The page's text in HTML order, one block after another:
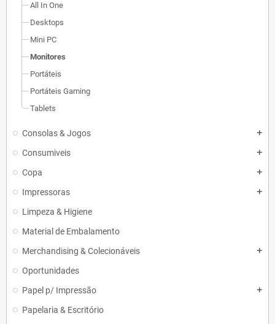
All In One
Desktops
Mini PC
Monitores
Portáteis
Portáteis Gaming
Tablets
Consolas & Jogos add
Consumiveis add
Copa add
Impressoras add
Limpeza & Higiene
Material de Embalamento
Merchandising & Colecionáveis
add
Oportunidades
Papel p/ Impressão
add
Papelaria & Escritório